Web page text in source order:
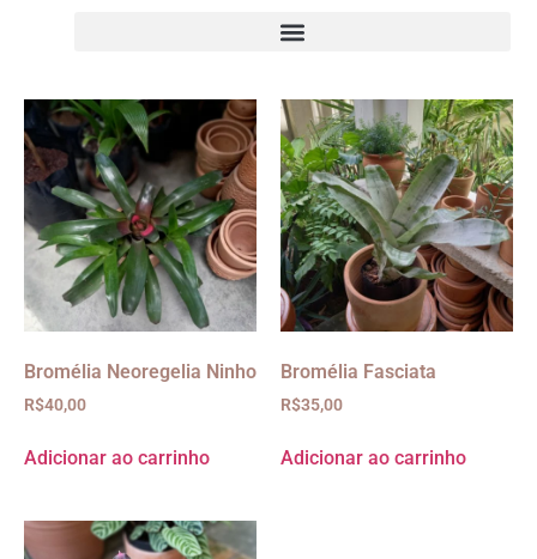
Bromélia Neoregelia Ninho
R$40,00
Adicionar ao carrinho
Bromélia Fasciata
R$35,00
Adicionar ao carrinho